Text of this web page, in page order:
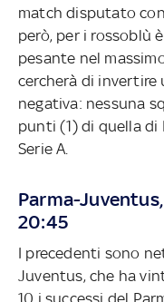
match disputato
però, per i rossoblù
pesante nel
cercherà di invertire
negativa: nessuna
punti (1) di quella di
Serie A.
Parma-
20:45
I precedenti sono
Juventus, che ha
10 i successi del